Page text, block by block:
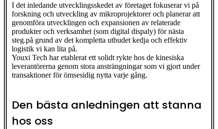
I det inledande utvecklingsskedet av företaget fokuserar vi på
forskning och utveckling av mikroprojektorer och planerar att
genomföra utvecklingen och expansionen av relaterade
produkter och verksamhet (som digital dispaly) för nästa
steg.på grund av det kompletta utbudet kedja och effektiv
logistik vi kan lita på.
Youxi Tech har etablerat ett solidt rykte hos de kinesiska
leverantörerna genom stora ansträngningar som vi gjort under
transaktioner för ömsesidig nytta varje gång.
Den bästa anledningen att stanna
hos oss